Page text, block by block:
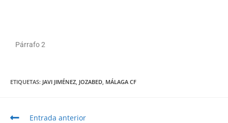
Párrafo 2
ETIQUETAS: JAVI JIMÉNEZ JOZABED MÁLAGA CF
Entrada anterior